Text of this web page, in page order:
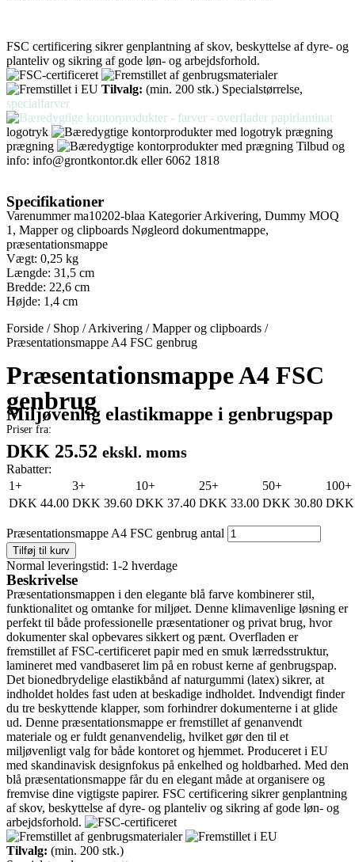
FSC certificering sikrer genplantning af skov, beskyttelse af dyre- og
planteliv og sikring af gode løn- og arbejdsforhold.
Tilvalg: (min. 200 stk.) Specialstørrelse,
specialfarver
logotryk
prægning
Tilbud og
info: info@grontkontor.dk eller 6062 1818
Specifikationer
Varenummerma10202-blaa Kategorier Arkivering, Dummy MOQ
1 , Mapper og clipboards Nøgleord dokumentmappe,
præsentationsmappe
Vægt: 0,25 kg
Længde: 31,5 cm
Bredde: 22,6 cm
Højde: 1,4 cm
Forside / Shop /Arkivering /Mapper og clipboards /
Præsentationsmappe A4 FSC genbrug
Præsentationsmappe A4 FSC
genbrug
Miljøvenlig elastikmappe i genbrugspap
Priser fra:
DKK 25.52 ekskl. moms
Rabatter:
1+
3+ 10+ 25+ 50+
100+
DKK 44.00 DKK 39.60 DKK 37.40 DKK 33.00 DKK 30.80 DKK
Præsentationsmappe A4 FSC genbrug antal
Tilføj til kurv
Normal leveringstid: 1-2 hverdage
Beskrivelse
Præsentationsmappen i den elegante blå farve kombinerer stil,
funktionalitet og omtanke for miljøet. Denne klimavenlige løsning er
perfekt til både professionelle præsentationer og privat brug, hvor
dokumenter skal opbevares sikkert og pænt. Overfladen er
fremstillet af FSC-certificeret papir med en smuk lærredsstruktur,
lamineret med vandbaseret lim på en robust kerne af genbrugspap.
Det bionedbrydelige elastikbånd af naturgummi (latex) sikrer, at
indholdet holdes fast uden at beskadige indholdet. Indvendigt finder
du tre beskyttende klapper, som forhindrer dokumenterne i at glide
ud. Denne præsentationsmappe er fremstillet af genanvendt
materiale og er fuldt genanvendelig, hvilket gør den til et
miljøvenligt valg for både kontoret og hjemmet. Produceret i EU
med skandinavisk designfokus på enkelhed og holdbarhed. Med den
blå præsentationsmappe får du en elegant måde at organisere og
fremvise dine vigtigste papirer. FSC certificering sikrer genplantning
af skov, beskyttelse af dyre- og planteliv og sikring af gode løn- og
arbejdsforhold.
Tilvalg: (min. 200 stk.)